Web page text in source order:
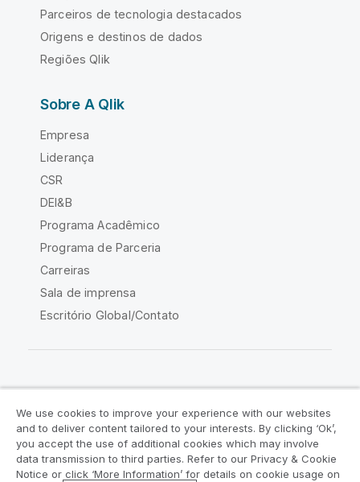
Parceiros de tecnologia destacados
Origens e destinos de dados
Regiões Qlik
Sobre A Qlik
Empresa
Liderança
CSR
DEI&B
Programa Acadêmico
Programa de Parceria
Carreiras
Sala de imprensa
Escritório Global/Contato
Acordos legais
Termos do produto
Legal Policies
Políticas Legais
We use cookies to improve your experience with our websites
and to deliver content tailored to your interests. By clicking ‘Ok’,
you accept the use of additional cookies which may involve
data transmission to third parties. Refer to our Privacy & Cookie
Notice or click ‘More Information’ for details on cookie usage on